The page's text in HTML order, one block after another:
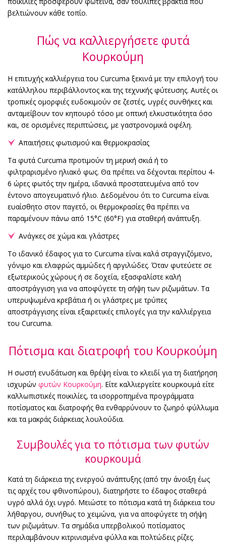
βελτιώνουν κάθε τοπίο.
Πώς να καλλιεργήσετε φυτά
Κουρκούμη
Η επιτυχής καλλιέργεια του Curcuma ξεκινά με την επιλογή του
κατάλληλου περιβάλλοντος και της τεχνικής φύτευσης. Αυτές οι
τροπικές ομορφιές ευδοκιμούν σε ζεστές, υγρές συνθήκες και
ανταμείβουν τον κηπουρό τόσο με οπτική ελκυστικότητα όσο
και, σε ορισμένες περιπτώσεις, με γαστρονομικά οφέλη.
Απαιτήσεις φωτισμού και θερμοκρασίας
Τα φυτά Curcuma προτιμούν τη μερική σκιά ή το
φιλτραρισμένο ηλιακό φως. Θα πρέπει να δέχονται περίπου 4-
6 ώρες φωτός την ημέρα, ιδανικά προστατευμένα από τον
έντονο απογευματινό ήλιο. Δεδομένου ότι το Curcuma είναι
ευαίσθητο στον παγετό, οι θερμοκρασίες θα πρέπει να
παραμένουν πάνω από 15°C (60°F) για σταθερή ανάπτυξη.
Ανάγκες σε χώμα και γλάστρες
Το ιδανικό έδαφος για το Curcuma είναι καλά στραγγιζόμενο,
γόνιμο και ελαφρώς αμμώδες ή αργιλώδες. Όταν φυτεύετε σε
εξωτερικούς χώρους ή σε δοχεία, εξασφαλίστε καλή
αποστράγγιση για να αποφύγετε τη σήψη των ριζωμάτων. Τα
υπερυψωμένα κρεβάτια ή οι γλάστρες με τρύπες
αποστράγγισης είναι εξαιρετικές επιλογές για την καλλιέργεια
του Curcuma.
Πότισμα και διατροφή του Κουρκούμη
Η σωστή ενυδάτωση και θρέψη είναι το κλειδί για τη διατήρηση
ισχυρών φυτών Κουρκούμη. Είτε καλλιεργείτε κουρκουμά είτε
καλλωπιστικές ποικιλίες, τα ισορροπημένα προγράμματα
ποτίσματος και διατροφής θα ενθαρρύνουν το ζωηρό φύλλωμα
και τα μακράς διάρκειας λουλούδια.
Συμβουλές για το πότισμα των φυτών
κουρκουμά
Κατά τη διάρκεια της ενεργού ανάπτυξης (από την άνοιξη έως
τις αρχές του φθινοπώρου), διατηρήστε το έδαφος σταθερά
υγρό αλλά όχι υγρό. Μειώστε το πότισμα κατά τη διάρκεια του
λήθαργου, συνήθως το χειμώνα, για να αποφύγετε τη σήψη
των ριζωμάτων. Τα σημάδια υπερβολικού ποτίσματος
περιλαμβάνουν κιτρινισμένα φύλλα και πολτώδεις ρίζες.